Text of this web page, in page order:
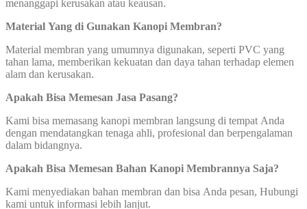
menanggapi kerusakan atau keausan.
Material Yang di Gunakan Kanopi Membran?
Material membran yang umumnya digunakan, seperti PVC yang
tahan lama, memberikan kekuatan dan daya tahan terhadap elemen
alam dan kerusakan.
Apakah Bisa Memesan Jasa Pasang?
Kami bisa memasang kanopi membran langsung di tempat Anda
dengan mendatangkan tenaga ahli, profesional dan berpengalaman
dalam bidangnya.
Apakah Bisa Memesan Bahan Kanopi Membrannya Saja?
Kami menyediakan bahan membran dan bisa Anda pesan, Hubungi
kami untuk informasi lebih lanjut.